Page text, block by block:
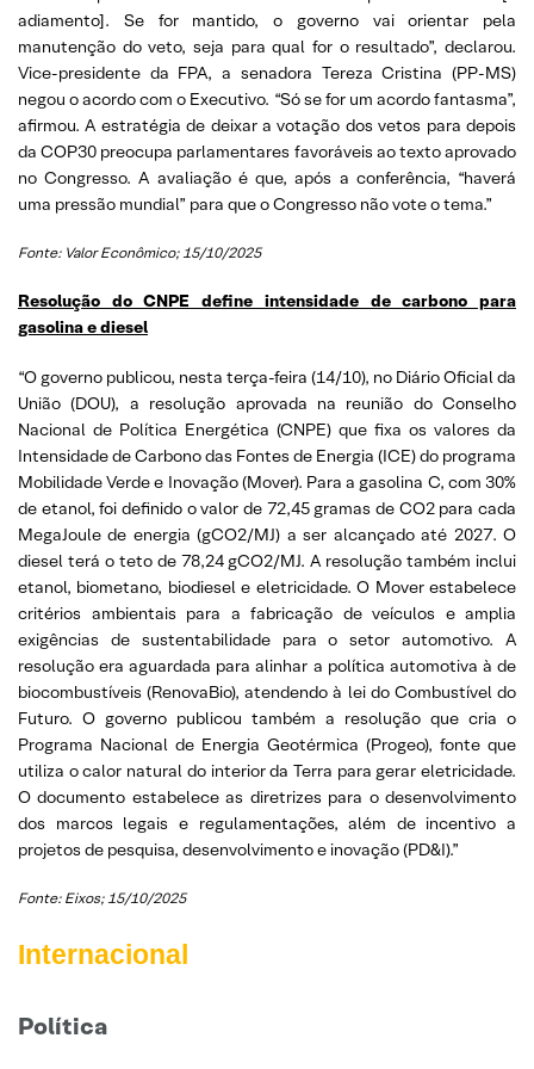
adiamento]. Se for mantido, o governo vai orientar pela
manutenção do veto, seja para qual for o resultado”, declarou.
Vice-presidente da FPA, a senadora Tereza Cristina (PP-MS)
negou o acordo com o Executivo. “Só se for um acordo fantasma”,
afirmou. A estratégia de deixar a votação dos vetos para depois
da COP30 preocupa parlamentares favoráveis ao texto aprovado
no Congresso. A avaliação é que, após a conferência, “haverá
uma pressão mundial” para que o Congresso não vote o tema.”
Fonte: Valor Econômico; 15/10/2025
Resolução do CNPE define intensidade de carbono para
gasolina e diesel
“O governo publicou, nesta terça-feira (14/10), no Diário Oficial da
União (DOU), a resolução aprovada na reunião do Conselho
Nacional de Política Energética (CNPE) que fixa os valores da
Intensidade de Carbono das Fontes de Energia (ICE) do programa
Mobilidade Verde e Inovação (Mover). Para a gasolina C, com 30%
de etanol, foi definido o valor de 72,45 gramas de CO2 para cada
MegaJoule de energia (gCO2/MJ) a ser alcançado até 2027. O
diesel terá o teto de 78,24 gCO2/MJ. A resolução também inclui
etanol, biometano, biodiesel e eletricidade. O Mover estabelece
critérios ambientais para a fabricação de veículos e amplia
exigências de sustentabilidade para o setor automotivo. A
resolução era aguardada para alinhar a política automotiva à de
biocombustíveis (RenovaBio), atendendo à lei do Combustível do
Futuro. O governo publicou também a resolução que cria o
Programa Nacional de Energia Geotérmica (Progeo), fonte que
utiliza o calor natural do interior da Terra para gerar eletricidade.
O documento estabelece as diretrizes para o desenvolvimento
dos marcos legais e regulamentações, além de incentivo a
projetos de pesquisa, desenvolvimento e inovação (PD&I).”
Fonte: Eixos; 15/10/2025
Internacional
Política